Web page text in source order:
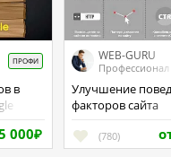
ПРОФИ
000₽
WEB-GURU
Профессионал
Улучшение поведенческих
факторов сайта
(780)